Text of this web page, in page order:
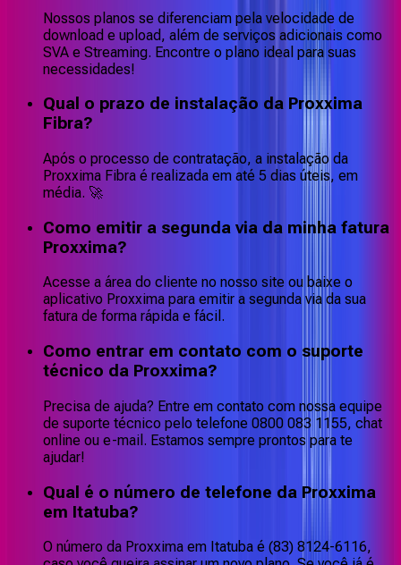
Nossos planos se diferenciam pela velocidade de
download e upload, além de serviços adicionais como
SVA e Streaming. Encontre o plano ideal para suas
necessidades!
Qual o prazo de instalação da Proxxima
Fibra?
Após o processo de contratação, a instalação da
Proxxima Fibra é realizada em até 5 dias úteis, em
média. 🚀
Como emitir a segunda via da minha fatura
Proxxima?
Acesse a área do cliente no nosso site ou baixe o
aplicativo Proxxima para emitir a segunda via da sua
fatura de forma rápida e fácil.
Como entrar em contato com o suporte
técnico da Proxxima?
Precisa de ajuda? Entre em contato com nossa equipe
de suporte técnico pelo telefone 0800 083 1155, chat
online ou e-mail. Estamos sempre prontos para te
ajudar!
Qual é o número de telefone da Proxxima
em Itatuba?
O número da Proxxima em Itatuba é (83) 8124-6116,